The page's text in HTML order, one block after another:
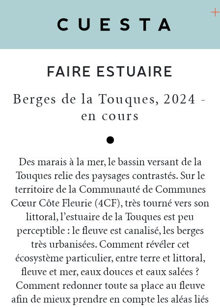
COOPÉRATIVE D’URBANISME CULTUREL
RECHERCHE-ACTION
ACTUALITÉS FR
FAIRE ESTUAIRE
Berges de la Touques
, 2024 -
en cours
Des marais à la mer, le bassin versant de la
Touques relie des paysages contrastés. Sur le
territoire de la Communauté de Communes
Cœur Côte Fleurie (4CF), très tourné vers son
littoral, l’estuaire de la Touques est peu
perceptible : le fleuve est canalisé, les berges
très urbanisées. Comment révéler cet
écosystème particulier, entre terre et littoral,
fleuve et mer, eaux douces et eaux salées ?
Comment redonner toute sa place au fleuve
afin de mieux prendre en compte les aléas liés